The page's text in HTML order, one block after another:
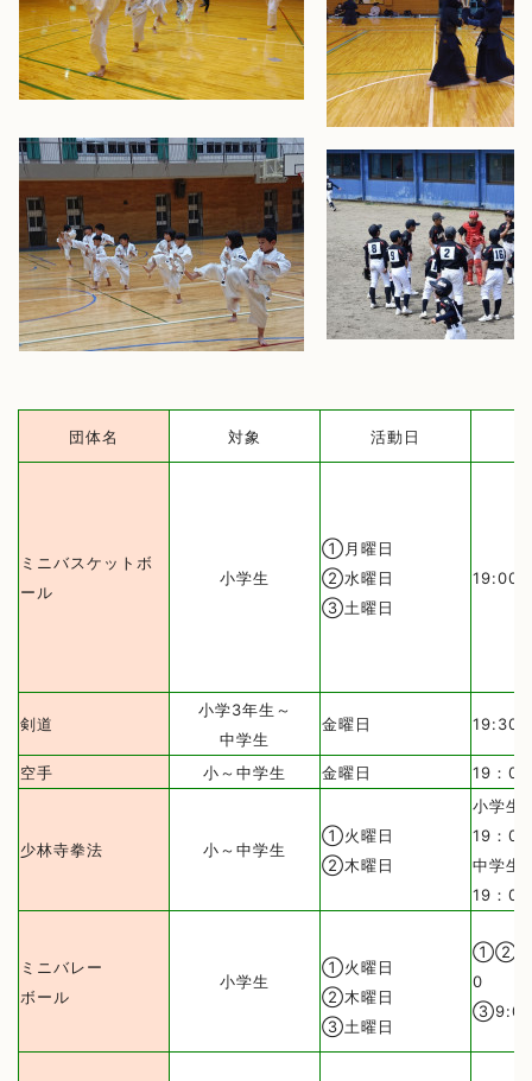
団体名 対象 活動日
ミニバスケットボ
ール
小学生
①月曜日
②水曜日
③土曜日
19:00
剣道
小学3年生～
中学生
金曜日 19:30
空手 小～中学生 金曜日 19：
少林寺拳法 小～中学生
①火曜日
②木曜日
小学生/
19：
中学生/
19：
ミニバレー
ボール
小学生
①火曜日
②木曜日
③土曜日
0
③9:00